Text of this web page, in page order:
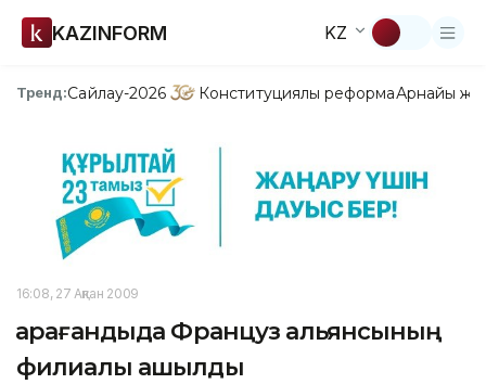
KAZINFORM KZ
Тренд:Сайлау-2026 Конституциялық реформаАрнайы
16:08, 27 Ақпан 2009
Қарағандыда Француз альянсының
филиалы ашылды